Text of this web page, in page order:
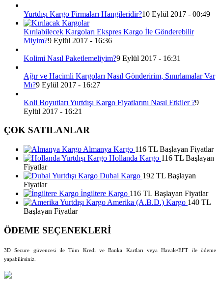
Yurtdışı Kargo Firmaları Hangileridir?10 Eylül 2017 - 00:49
Kırılabilecek Kargoları Ekspres Kargo İle Gönderebilir
Miyim?9 Eylül 2017 - 16:36
Kolimi Nasıl Paketlemeliyim?9 Eylül 2017 - 16:31
Ağır ve Hacimli Kargoları Nasıl Gönderirim, Sınırlamalar Var
Mı?9 Eylül 2017 - 16:27
Koli Boyutları Yurtdışı Kargo Fiyatlarını Nasıl Etkiler ?9
Eylül 2017 - 16:21
ÇOK SATILANLAR
Almanya Kargo 116 TL Başlayan Fiyatlar
Hollanda Kargo 116 TL Başlayan
Fiyatlar
Dubai Kargo 192 TL Başlayan
Fiyatlar
İngiltere Kargo 116 TL Başlayan Fiyatlar
Amerika (A.B.D.) Kargo 140 TL
Başlayan Fiyatlar
ÖDEME SEÇENEKLERİ
3D Secure güvencesi ile Tüm Kredi ve Banka Kartları veya Havale/EFT ile ödeme
yapabilirsiniz.